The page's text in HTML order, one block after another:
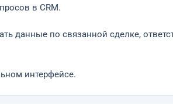
в CRM.
данные по связанной сделке,
интерфейсе.